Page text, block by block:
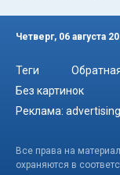
Четверг, 06 августа
Теги
Без картинок
Реклама:
Все права на
охраняются в